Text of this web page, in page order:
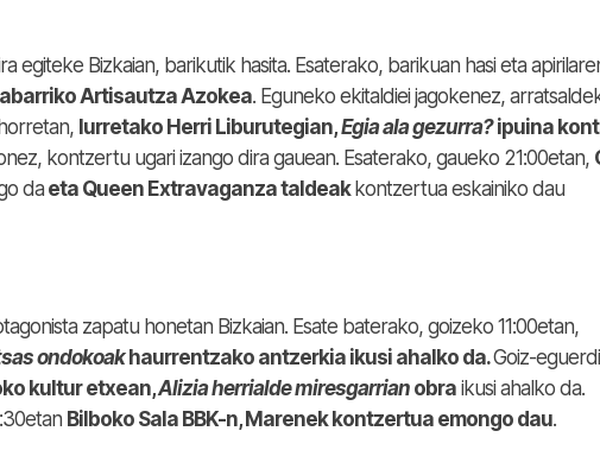
egiteke Bizkaian, barikutik hasita. Esaterako, barikuan hasi eta
Artisautza Azokea. Eguneko ekitaldiei jagokenez,
Iurretako Herri Liburutegian,Egia ala gezurra?ipuina
kontzertu ugari izango dira gauean. Esaterako, gaueko 21:00etan,
da eta Queen Extravaganza taldeak kontzertua eskainiko dau
zapatu honetan Bizkaian. Esate baterako, goizeko 11:00etan,
ondokoakhaurrentzako antzerkia ikusi ahalko da.Goiz-
kultur etxean,Alizia herrialde miresgarrian obra ikusi ahalko da.
Bilboko Sala BBK-n, Marenek kontzertua emongo dau.